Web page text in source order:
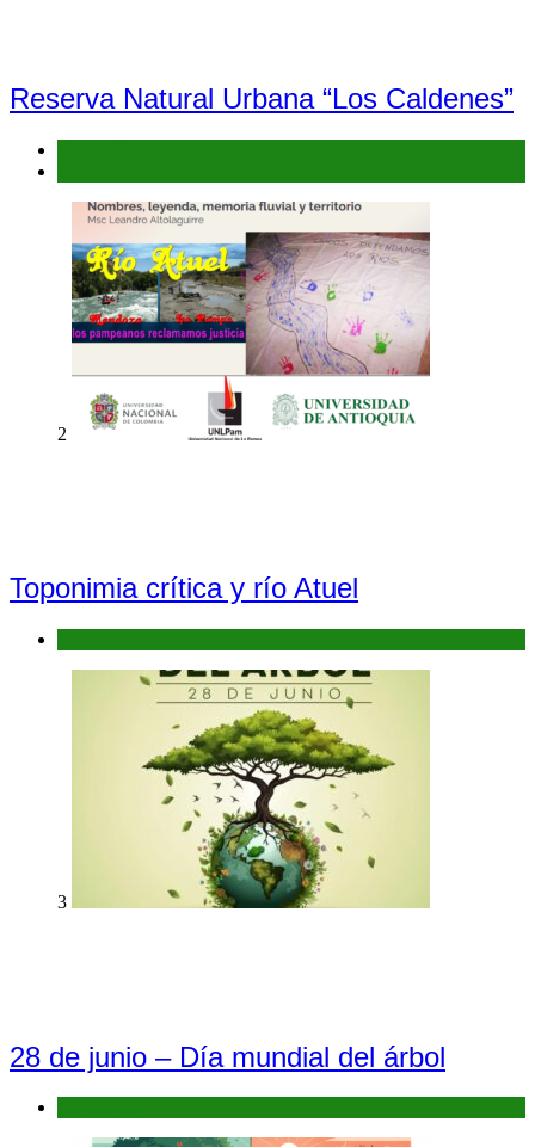
Reserva Natural Urbana “Los Caldenes”
2
Toponimia crítica y río Atuel
3
28 de junio – Día mundial del árbol